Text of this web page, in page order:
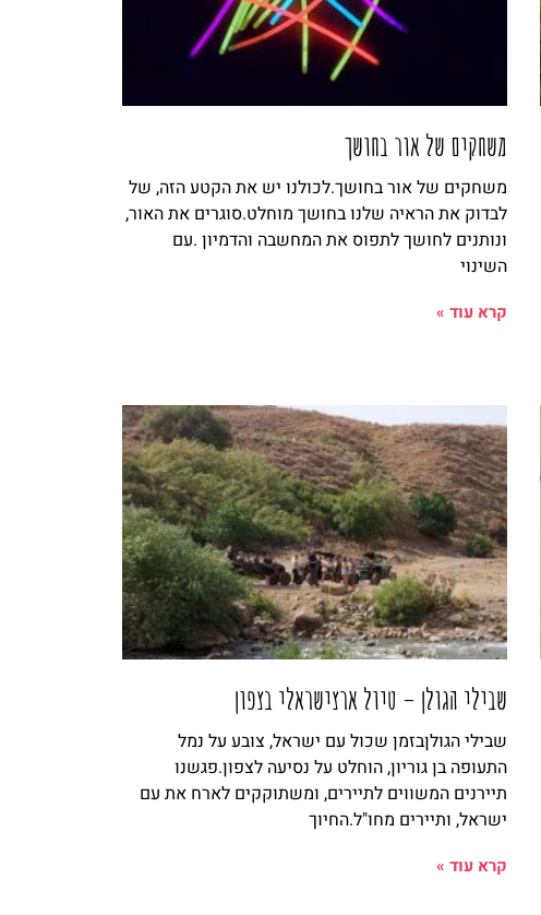
משחקים של אור בחושך
משחקים של אור בחושך.לכולנו יש את הקטע הזה, של
לבדוק את הראיה שלנו בחושך מוחלט.סוגרים את האור,
ונותנים לחושך לתפוס את המחשבה והדמיון .עם
השינוי
קרא עוד »
שבילי הגולן – טיול ארצישראלי בצפון
שבילי הגולןבזמן שכול עם ישראל, צובע על נמל
התעופה בן גוריון, הוחלט על נסיעה לצפון.פגשנו
תיירנים המשווים לתיירים, ומשתוקקים לארח את עם
ישראל, ותיירים מחו"ל.החיוך
קרא עוד »